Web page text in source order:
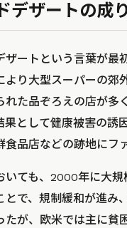
デザートの成
ザートという言葉が最
より大型スーパーの郊
れた品ぞろえの店が多
果として健康被害の誘
食品店などの跡地にフ
いても、2000年に大
とで、規制緩和が進み
たが、欧米では主に貧